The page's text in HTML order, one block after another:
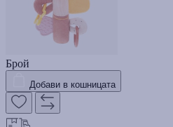
Брой
Добави в кошницата